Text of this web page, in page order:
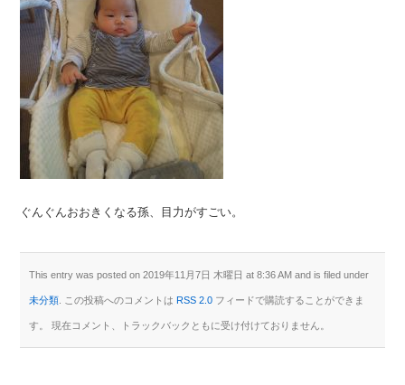
ぐんぐんおおきくなる孫、目力がすごい。
This entry was posted on 2019年11月7日 木曜日 at 8:36 AM and is filed under
未分類 . この投稿へのコメントはRSS 2.0 フィードで購読することができま
す。 現在コメント、トラックバックともに受け付けておりません。